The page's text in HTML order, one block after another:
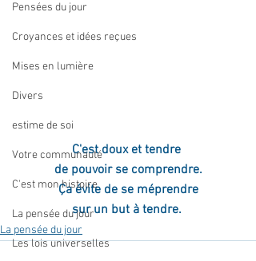
Pensées du jour
Croyances et idées reçues
Mises en lumière
Divers
estime de soi
Votre communauté
C'est mon histoire
La pensée du jour
Les lois universelles
C'est doux et tendre
de pouvoir se comprendre.
Ça évite de se méprendre
sur un but à tendre.
La pensée du jour